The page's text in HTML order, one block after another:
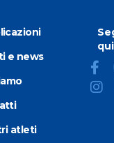
e news
atleti